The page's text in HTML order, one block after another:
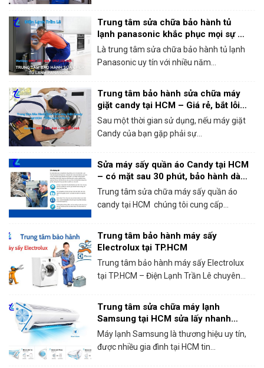
Trung tâm sửa chữa bảo hành tủ
lạnh panasonic khắc phục mọi sự cố
trong 1 lần gọi
Là trung tâm sửa chữa bảo hành tủ lạnh
Panasonic uy tín với nhiều năm...
Trung tâm bảo hành sửa chữa máy
giặt candy tại HCM – Giá rẻ, bắt lỗi
chính xác 100%
Sau một thời gian sử dụng, nếu máy giặt
Candy của bạn gặp phải sự...
Sửa máy sấy quần áo Candy tại HCM
– có mặt sau 30 phút, bảo hành dài
hạn!
Trung tâm sửa chữa máy sấy quần áo
candy tại HCM chúng tôi cung cấp...
Trung tâm bảo hành máy sấy
Electrolux tại TP.HCM
Trung tâm bảo hành máy sấy Electrolux
tại TP.HCM – Điện Lạnh Trần Lê chuyên...
Trung tâm sửa chữa máy lạnh
Samsung tại HCM sửa lấy nhanh
trong ngày
Máy lạnh Samsung là thương hiệu uy tín,
được nhiều gia đình tại HCM tin...